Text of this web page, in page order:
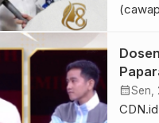
Anies
disapa
calendar_monthSen,